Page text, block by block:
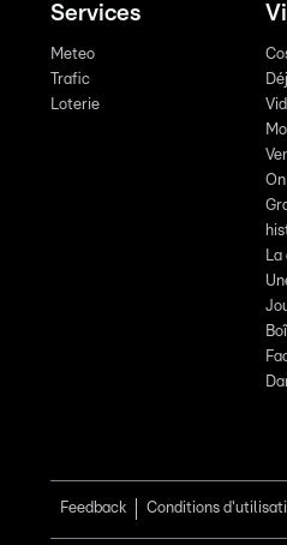
Services
Meteo
Trafic
Loterie
La
Feedback Conditions